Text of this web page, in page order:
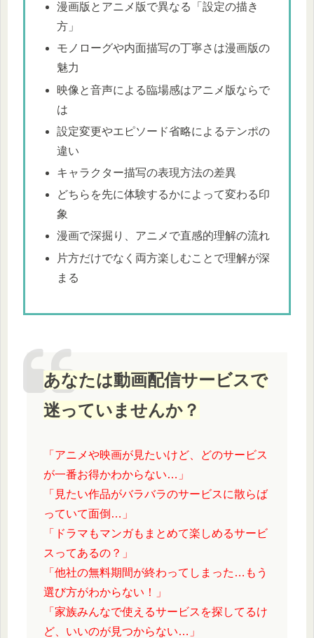
漫画版とアニメ版で異なる「設定の描き
方」
モノローグや内面描写の丁寧さは漫画版の
魅力
映像と音声による臨場感はアニメ版ならで
は
設定変更やエピソード省略によるテンポの
違い
キャラクター描写の表現方法の差異
どちらを先に体験するかによって変わる印
象
漫画で深掘り、アニメで直感的理解の流れ
片方だけでなく両方楽しむことで理解が深
まる
あなたは動画配信サービスで
迷っていませんか？
「アニメや映画が見たいけど、どのサービス
が一番お得かわからない…」
「見たい作品がバラバラのサービスに散らば
っていて面倒…」
「ドラマもマンガもまとめて楽しめるサービ
スってあるの？」
「他社の無料期間が終わってしまった…もう
選び方がわからない！」
「家族みんなで使えるサービスを探してるけ
ど、いいのが見つからない…」